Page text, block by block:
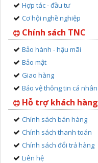
Hợp tác - đầu tư
Cơ hội nghề nghiệp
Chính sách TNC
Bảo hành - hậu mãi
Bảo mật
Giao hàng
Bảo vệ thông tin cá nhân
Hỗ trợ khách hàng
Chính sách bán hàng
Chính sách thanh toán
Chính sách đổi trả hàng
Liên hệ